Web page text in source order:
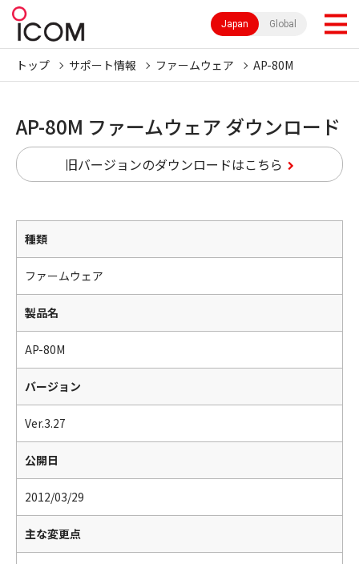
Japan Global
トップ サポート情報 ファームウェア AP-80M
AP-80M ファームウェア ダウンロード
旧バージョンのダウンロードはこちら
種類
ファームウェア
製品名
AP-80M
バージョン
Ver.3.27
公開日
2012/03/29
主な変更点